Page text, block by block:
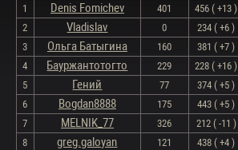
1 Denis Fomichev 401 456 ( +13 )
2
Vladislav 0 234 ( +6 )
3
Ольга Батыгина 160 381 ( +7 )
4
Бауржантотогто 229 228 ( +16 )
5
Гений 77 374 ( +5 )
6
Bogdan8888 175 443 ( +5 )
7
MELNIK_77 326 212 ( -11 )
8
greg.galoyan 121 438 ( +4 )